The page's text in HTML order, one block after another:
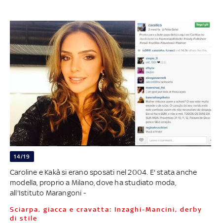
14/19
Caroline e Kakà si erano sposati nel 2004. E' stata anche
modella, proprio a Milano, dove ha studiato moda,
all'Istituto Marangoni -
Sciarpa, giacca e cravatta: Inzaghi-Mancini, derby
di stile